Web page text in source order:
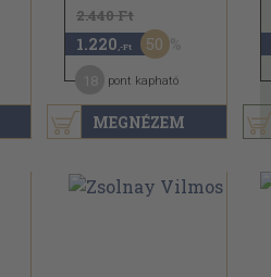
MEGNÉZEM
2.440 Ft
1.220 ,-Ft 50
pont kapható